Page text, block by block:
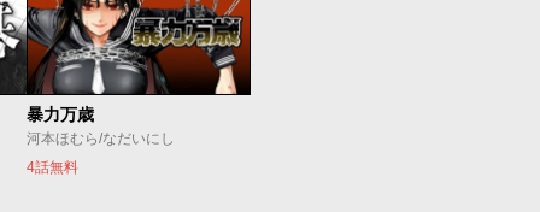
暴力万歳
河本ほむら/なだいにし
4話無料